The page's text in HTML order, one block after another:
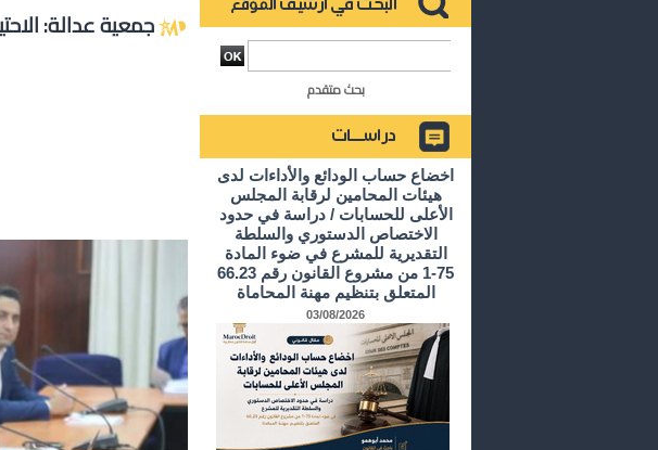
جمعية عدالة:
بحث متقدم
اخضاع حساب الودائع والأداءات لدى
هيئات المحامين لرقابة المجلس
الأعلى للحسابات / دراسة في حدود
الاختصاص الدستوري والسلطة
التقديرية للمشرع في ضوء المادة
75-1 من مشروع القانون رقم 66.23
المتعلق بتنظيم مهنة المحاماة
03/08/2026